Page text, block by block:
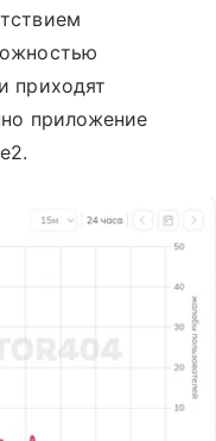
приходят
приложение